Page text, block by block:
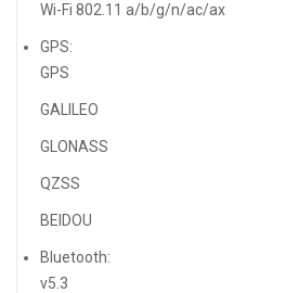
Wi-Fi 802.11 a/b/g/n/ac/ax
GPS:
GPS
GALILEO
GLONASS
QZSS
BEIDOU
Bluetooth:
v5.3